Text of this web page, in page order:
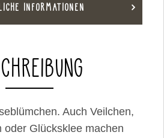
INFORMATIONEN
Auch Veilchen,
oder Glücksklee machen